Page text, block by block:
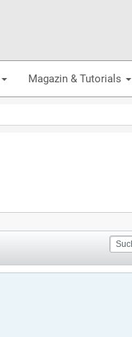
Magazin & Tutorials